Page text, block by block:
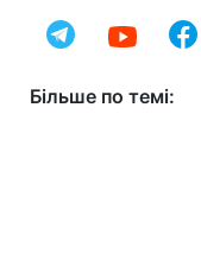
Більше по темі: